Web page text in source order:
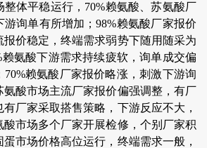
体平稳运行，70%赖氨酸、苏氨酸厂
询单有所增加；98%赖氨酸厂家报价
价稳定，终端需求弱势下随用随采为
赖氨酸下游需求持续疲软，询单成交偏
赖氨酸厂家报价略涨，刺激下游询
酸市场主流厂家报价偏强调整，有厂
厂家采取搭售策略，下游反应不大，
市场多个厂家开展检修，个别厂家积
市场价格高位运行，终端需求一般，